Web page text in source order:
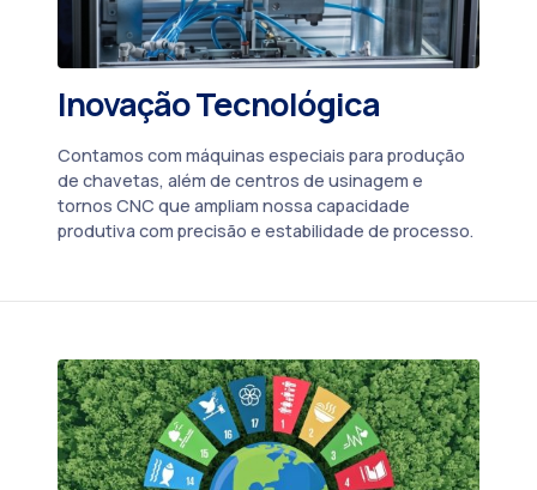
Inovação Tecnológica
Contamos com máquinas especiais para produção
de chavetas, além de centros de usinagem e
tornos CNC que ampliam nossa capacidade
produtiva com precisão e estabilidade de processo.